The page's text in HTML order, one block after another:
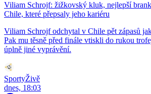
Viliam Schrojf: žižkovský kluk, nejlepší
Chile, které přepsaly jeho kariéru
Viliam Schrojf odchytal v Chile pět zápasů
Pak mu těsně před finále vtiskli do rukou
úplně jiné vyprávění.
SportyŽivě
dnes, 18:03